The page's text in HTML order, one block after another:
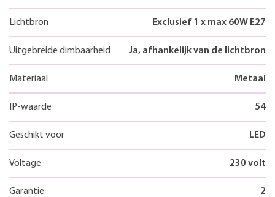
Lichtbron Exclusief 1 x max 60W E27
Uitgebreide dimbaarheid Ja, afhankelijk van de lichtbron
Materiaal Metaal
IP-waarde 54
Geschikt voor LED
Voltage 230 volt
Garantie 2